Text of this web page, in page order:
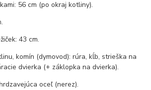
56 cm (po okraj kotliny).
43 cm.
komín (dymovod): rúra, kĺb, strieška na
dvierka (+ záklopka na dvierka).
oceľ (nerez).